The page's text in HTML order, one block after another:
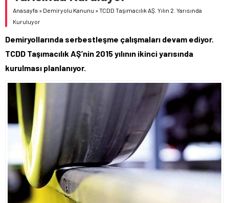
Webuild Tüneli Tamamladı: Lima’da Seyahat 45 Dakikaya
İndi
Anasayfa » Demiryolu Kanunu »TCDD Taşımacılık AŞ. Yılın 2. Yarısında
Kuruluyor
Demiryollarında serbestleşme çalışmaları devam ediyor.
TCDD Taşımacılık AŞ’nin 2015 yılının ikinci yarısında
kurulması planlanıyor.